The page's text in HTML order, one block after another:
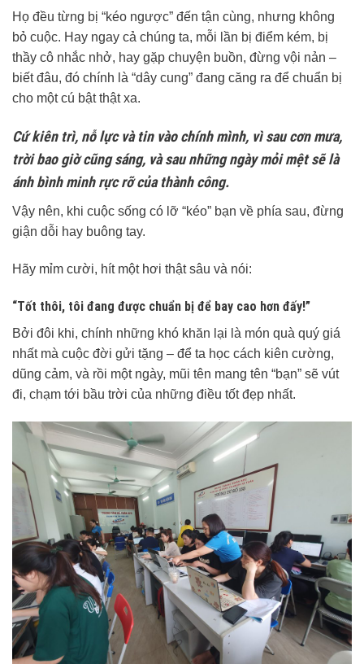
Họ đều từng bị “kéo ngược” đến tận cùng, nhưng không
bỏ cuộc. Hay ngay cả chúng ta, mỗi lần bị điểm kém, bị
thầy cô nhắc nhở, hay gặp chuyện buồn, đừng vội nản –
biết đâu, đó chính là “dây cung” đang căng ra để chuẩn bị
cho một cú bật thật xa.
Cứ kiên trì, nỗ lực và tin vào chính mình, vì sau cơn mưa,
trời bao giờ cũng sáng, và sau những ngày mỏi mệt sẽ là
ánh bình minh rực rỡ của thành công.
Vậy nên, khi cuộc sống có lỡ “kéo” bạn về phía sau, đừng
giận dỗi hay buông tay.
Hãy mỉm cười, hít một hơi thật sâu và nói:
“Tốt thôi, tôi đang được chuẩn bị để bay cao hơn đấy!”
Bởi đôi khi, chính những khó khăn lại là món quà quý giá
nhất mà cuộc đời gửi tặng – để ta học cách kiên cường,
dũng cảm, và rồi một ngày, mũi tên mang tên “bạn” sẽ vút
đi, chạm tới bầu trời của những điều tốt đẹp nhất.